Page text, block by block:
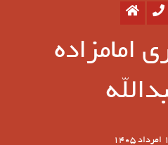
امامزاده